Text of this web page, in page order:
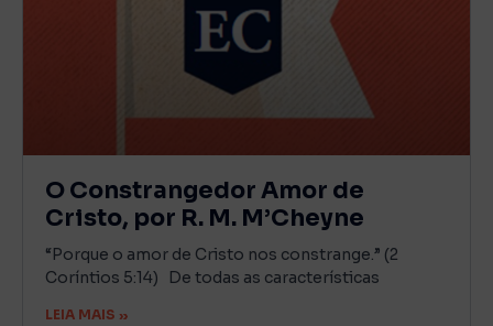
O Constrangedor Amor de
Cristo, por R. M. M’Cheyne
“Porque o amor de Cristo nos constrange.” (2
Coríntios 5:14) De todas as características
LEIA MAIS »